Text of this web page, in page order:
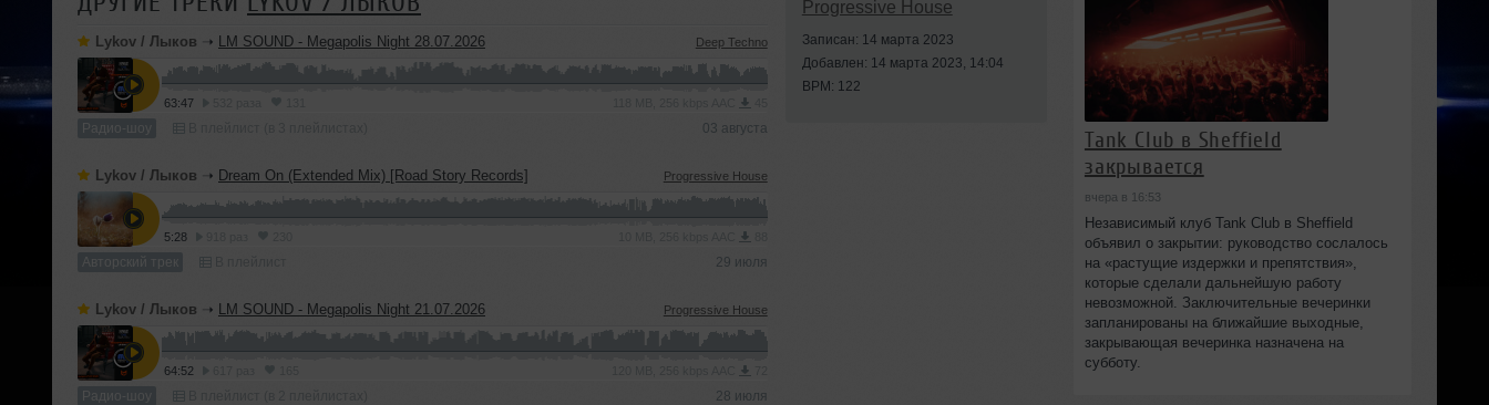
Lykov / Лыков ➝ LM SOUND - Megapolis Night 28.07.2026 Deep Techno
63:47
Радио-шоу 03 августа
Lykov / Лыков ➝ Dream On (Extended Mix) [Road Story Records] Progressive House
5:28
Авторский трек 29 июля
Lykov / Лыков ➝ LM SOUND - Megapolis Night 21.07.2026 Progressive House
64:52
Радио-шоу 28 июля
Progressive House
Записан: 14 марта 2023
Добавлен: 14 марта 2023, 14:04
BPM: 122
Tank Club в Sheffield
закрывается
вчера в 16:53
Независимый клуб Tank Club в Sheffield
объявил о закрытии: руководство сослалось
на «растущие издержки и препятствия»,
которые сделали дальнейшую работу
невозможной. Заключительные вечеринки
запланированы на ближайшие выходные,
закрывающая вечеринка назначена на
субботу.